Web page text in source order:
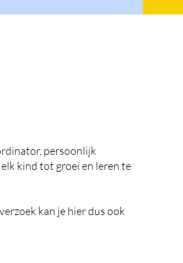
persoonlijk
kind tot groei en leren te
kan je hier dus ook